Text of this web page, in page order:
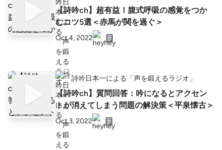
【詩吟ch】超有益！腹式呼吸の感覚をつか
むコツ5選＜赤馬が関を過ぐ＞
Oct 4, 2022
詩吟日本一による「声を鍛えるラジオ」
【詩吟ch】質問回答：吟になるとアクセン
トが消えてしまう問題の解決策＜平泉懐古＞
Oct 3, 2022